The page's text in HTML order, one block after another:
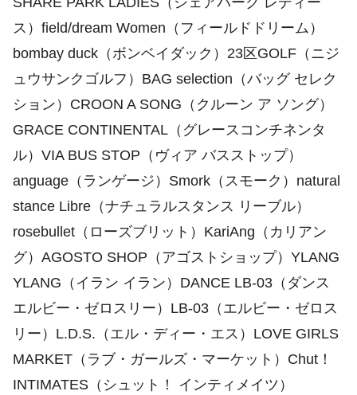
ス）field/dream Women（フィールドドリーム）
bombay duck（ボンベイダック）23区GOLF（ニジ
ュウサンクゴルフ）BAG selection（バッグ セレク
ション）CROON A SONG（クルーン ア ソング）
GRACE CONTINENTAL（グレースコンチネンタ
ル）VIA BUS STOP（ヴィア バスストップ）
anguage（ランゲージ）Smork（スモーク）natural
stance Libre（ナチュラルスタンス リーブル）
rosebullet（ローズブリット）KariAng（カリアン
グ）AGOSTO SHOP（アゴストショップ）YLANG
YLANG（イラン イラン）DANCE LB-03（ダンス
エルビー・ゼロスリー）LB-03（エルビー・ゼロス
リー）L.D.S.（エル・ディー・エス）LOVE GIRLS
MARKET（ラブ・ガールズ・マーケット）Chut！
INTIMATES（シュット！ インティメイツ）